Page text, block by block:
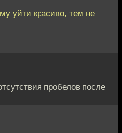
уйти красиво, тем не
пробелов после